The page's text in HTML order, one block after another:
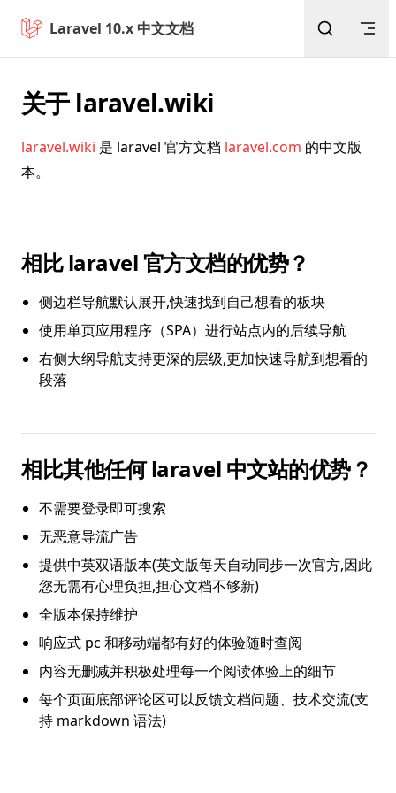
Skip to content
Laravel 10.x 中文文档
回到顶部
关于 laravel.wiki
laravel.wiki 是 laravel 官方文档 laravel.com 的中文版
本。
相比 laravel 官方文档的优势？
侧边栏导航默认展开,快速找到自己想看的板块
使用单页应用程序（SPA）进行站点内的后续导航
右侧大纲导航支持更深的层级,更加快速导航到想看的
段落
相比其他任何 laravel 中文站的优势？
不需要登录即可搜索
无恶意导流广告
提供中英双语版本(英文版每天自动同步一次官方,因此
您无需有心理负担,担心文档不够新)
全版本保持维护
响应式 pc 和移动端都有好的体验随时查阅
内容无删减并积极处理每一个阅读体验上的细节
每个页面底部评论区可以反馈文档问题、技术交流(支
持 markdown 语法)